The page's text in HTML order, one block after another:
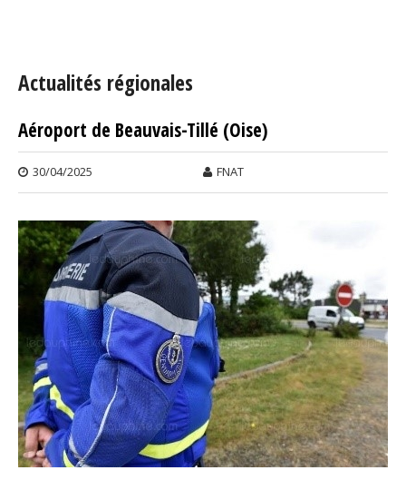
Actualités régionales
Aéroport de Beauvais-Tillé (Oise)
30/04/2025 FNAT
Pages